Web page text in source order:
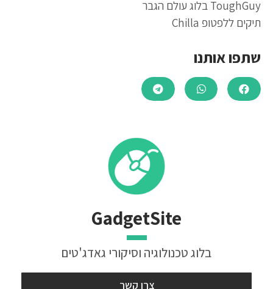
ToughGuy בלוג עולם הגבר
תיקים ללפטופ Chilla
שתפו אותנו
GadgetSite
בלוג טכנולוגיה וסיקורי גאדג'טים
צרו קשר